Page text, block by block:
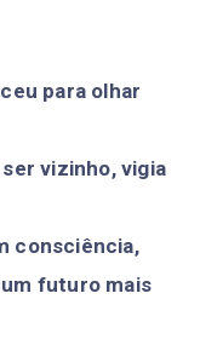
para olhar
vizinho, vigia
consciência,
futuro mais